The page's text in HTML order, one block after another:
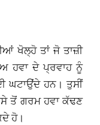
ਖੋਲ੍ਹੋ ਤਾਂ ਜੋ ਤਾਜ਼ੀ
ਹਵਾ ਦੇ ਪ੍ਰਵਾਹ ਨੂੰ
ਘਟਾਉਂਦੇ ਹਨ। ਤੁਸੀਂ
ਤੋਂ ਗਰਮ ਹਵਾ ਕੱਢਣ
ਹੋ।